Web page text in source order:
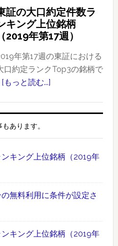
証の大口約定件数ラ
キング上位銘柄
（2019年第17週）
年第17週の東証における
口約定ランクTop3の銘柄で
[もっと読む...]
約
件
数
キ
あります。
キング上位銘柄（2019年
無料利用に条件が設定さ
キング上位銘柄（2019年